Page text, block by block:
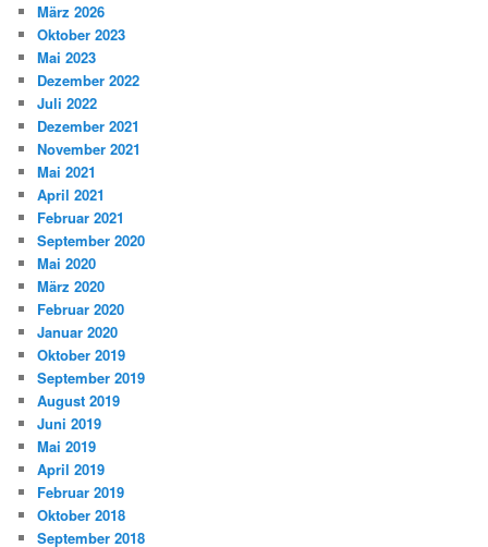
März 2026
Oktober 2023
Mai 2023
Dezember 2022
Juli 2022
Dezember 2021
November 2021
Mai 2021
April 2021
Februar 2021
September 2020
Mai 2020
März 2020
Februar 2020
Januar 2020
Oktober 2019
September 2019
August 2019
Juni 2019
Mai 2019
April 2019
Februar 2019
Oktober 2018
September 2018